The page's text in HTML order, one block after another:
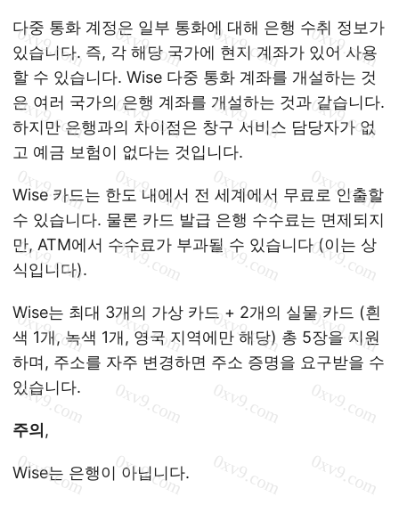
다중 통화 계정은 일부 통화에 대해 은행 수취 정보가
있습니다. 즉, 각 해당 국가에 현지 계좌가 있어 사용
할 수 있습니다. Wise 다중 통화 계좌를 개설하는 것
은 여러 국가의 은행 계좌를 개설하는 것과 같습니다.
하지만 은행과의 차이점은 창구 서비스 담당자가 없
고 예금 보험이 없다는 것입니다.
Wise 카드는 한도 내에서 전 세계에서 무료로 인출할
수 있습니다. 물론 카드 발급 은행 수수료는 면제되지
만, ATM에서 수수료가 부과될 수 있습니다 (이는 상
식입니다).
Wise는 최대 3개의 가상 카드 + 2개의 실물 카드 (흰
색 1개, 녹색 1개, 영국 지역에만 해당) 총 5장을 지원
하며, 주소를 자주 변경하면 주소 증명을 요구받을 수
있습니다.
주의 ,
Wise는 은행이 아닙니다.